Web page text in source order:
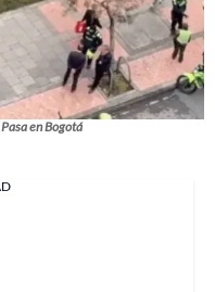
en Bogotá